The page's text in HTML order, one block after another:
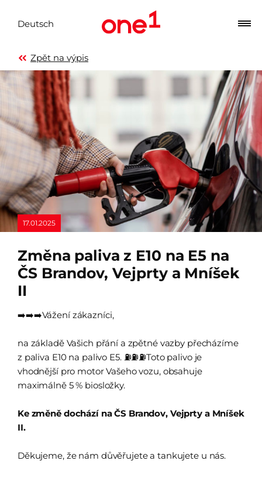
Deutsch
Zpět na výpis
17.01.2025
Změna paliva z E10 na E5 na
ČS Brandov, Vejprty a Mníšek
II
➡️➡️➡️Vážení zákazníci,
na základě Vašich přání a zpětné vazby přecházíme
z paliva E10 na palivo E5. ⛽⛽⛽Toto palivo je
vhodnější pro motor Vašeho vozu, obsahuje
maximálně 5 % biosložky.
Ke změně dochází na ČS Brandov, Vejprty a Mníšek
II.
Děkujeme, že nám důvěřujete a tankujete u nás.